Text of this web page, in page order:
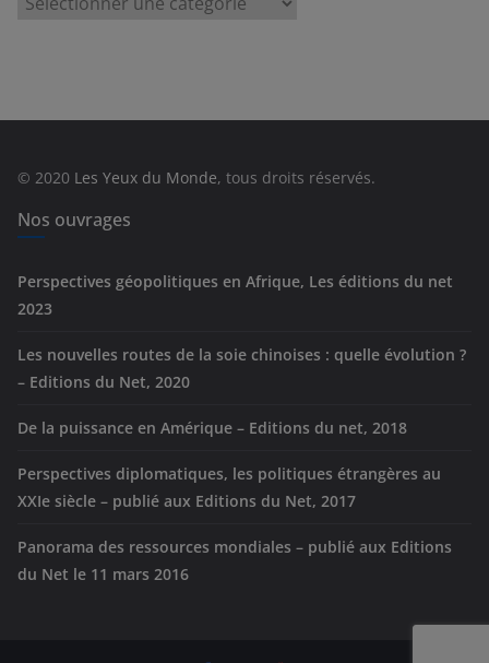
e
s
© 2020 Les Yeux du Monde, tous droits réservés.
Nos ouvrages
Perspectives géopolitiques en Afrique, Les éditions du net
2023
Les nouvelles routes de la soie chinoises : quelle évolution ?
– Editions du Net, 2020
De la puissance en Amérique – Editions du net, 2018
Perspectives diplomatiques, les politiques étrangères au
XXIe siècle – publié aux Editions du Net, 2017
Panorama des ressources mondiales – publié aux Editions
du Net le 11 mars 2016